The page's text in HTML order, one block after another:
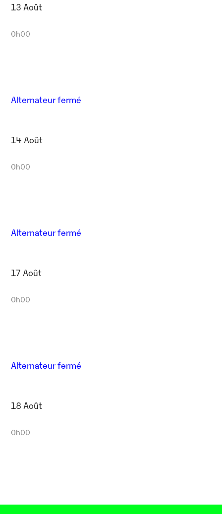
13 Août
0h00
Alternateur fermé
14 Août
0h00
Alternateur fermé
17 Août
0h00
Alternateur fermé
18 Août
0h00